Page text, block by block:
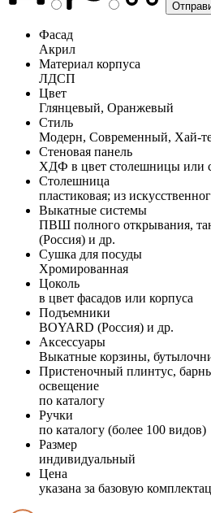
Фасад
Акрил
Материал корпуса
ЛДСП
Цвет
Глянцевый, Оранжевый
Стиль
Модерн, Современный, Хай-
Стеновая панель
ХДФ в цвет столешницы или
Столешница
пластиковая; из
Выкатные системы
ПВШ полного открывания,
(Россия) и др.
Сушка для посуды
Хромированная
Цоколь
в цвет фасадов или корпуса
Подъемники
BOYARD (Россия) и др.
Аксессуары
Выкатные корзины,
Пристеночный плинтус,
освещение
по каталогу
Ручки
по каталогу (более 100 видов)
Размер
индивидуальный
Цена
указана за базовую